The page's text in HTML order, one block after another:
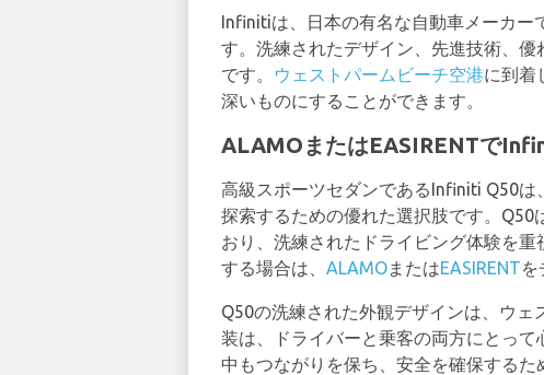
Infinitiは、日本の有名な自動車メーカー
す。洗練されたデザイン、先進技術、
です。
ウェストパームビーチ空港に到着
深いものにすることができます。
ALAMOまたはEASIRENTで
高級スポーツセダンであるInfiniti Q50は
探索するための優れた選択肢です。
おり、洗練されたドライビング体験を
する場合は、 ALAMOまたはEASIRENTを
Q50の洗練された外観デザインは、ウ
装は、ドライバーと乗客の両方にとっ
中もつながりを保ち、安全を確保する